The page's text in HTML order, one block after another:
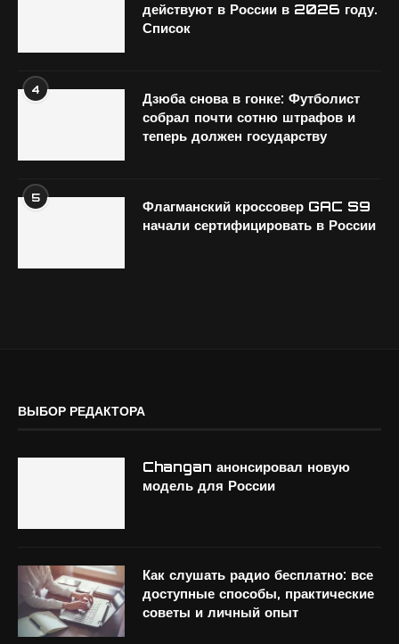
действуют в России в 2026 году.
Список
4
Дзюба снова в гонке: Футболист
собрал почти сотню штрафов и
теперь должен государству
5
Флагманский кроссовер GAC S9
начали сертифицировать в России
ВЫБОР РЕДАКТОРА
Changan анонсировал новую
модель для России
Как слушать радио бесплатно: все
доступные способы, практические
советы и личный опыт